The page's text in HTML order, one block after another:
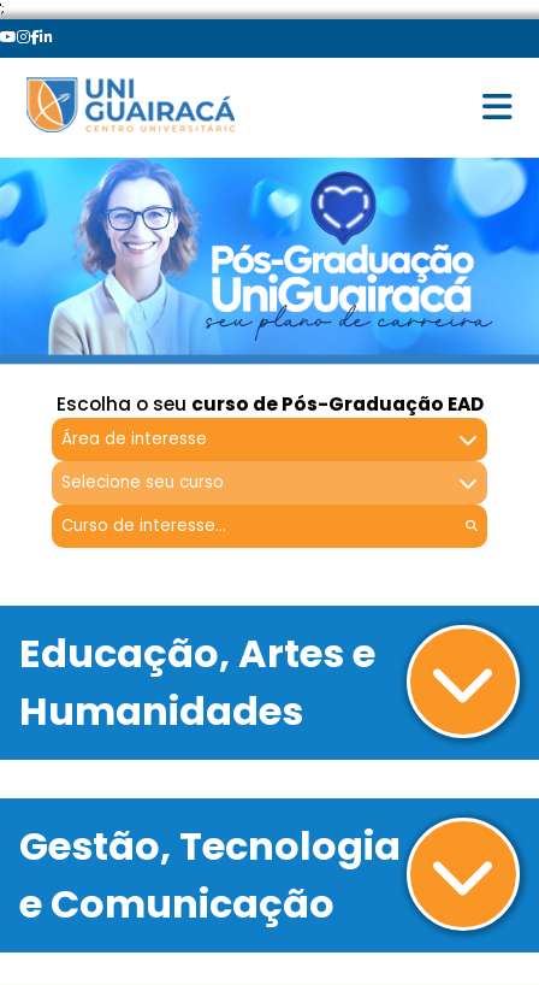
';
Escolha o seu curso de Pós-Graduação EAD
Área de interesse
Selecione seu curso
Educação, Artes e
Humanidades
Gestão, Tecnologia
e Comunicação